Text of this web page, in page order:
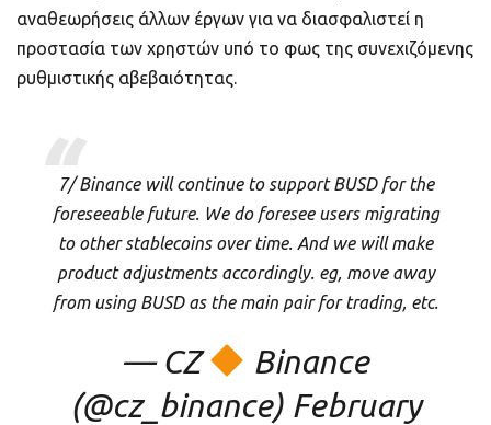
αναθεωρήσεις άλλων έργων για να διασφαλιστεί η
προστασία των χρηστών υπό το φως της συνεχιζόμενης
ρυθμιστικής αβεβαιότητας.
7/ Binance will continue to support BUSD for the
foreseeable future. We do foresee users migrating
to other stablecoins over time. And we will make
product adjustments accordingly. eg, move away
from using BUSD as the main pair for trading, etc.
— CZ
Binance
(@cz_binance) February